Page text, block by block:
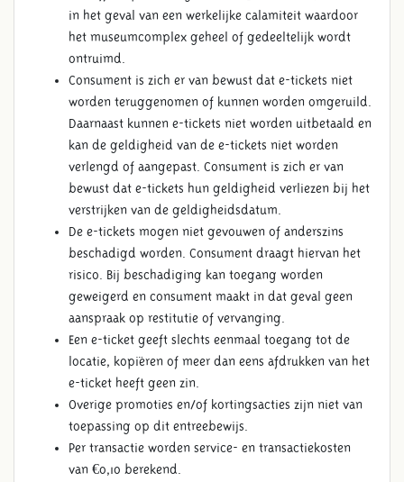
in het geval van een werkelijke calamiteit waardoor
het museumcomplex geheel of gedeeltelijk wordt
ontruimd.
Consument is zich er van bewust dat e-tickets niet
worden teruggenomen of kunnen worden omgeruild.
Daarnaast kunnen e-tickets niet worden uitbetaald en
kan de geldigheid van de e-tickets niet worden
verlengd of aangepast. Consument is zich er van
bewust dat e-tickets hun geldigheid verliezen bij het
verstrijken van de geldigheidsdatum.
De e-tickets mogen niet gevouwen of anderszins
beschadigd worden. Consument draagt hiervan het
risico. Bij beschadiging kan toegang worden
geweigerd en consument maakt in dat geval geen
aanspraak op restitutie of vervanging.
Een e-ticket geeft slechts eenmaal toegang tot de
locatie, kopiëren of meer dan eens afdrukken van het
e-ticket heeft geen zin.
Overige promoties en/of kortingsacties zijn niet van
toepassing op dit entreebewijs.
Per transactie worden service- en transactiekosten
van €0,10 berekend.